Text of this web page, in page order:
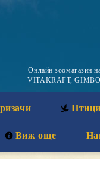
Онлайн
VITAKRAFT,
Птици
Виж още